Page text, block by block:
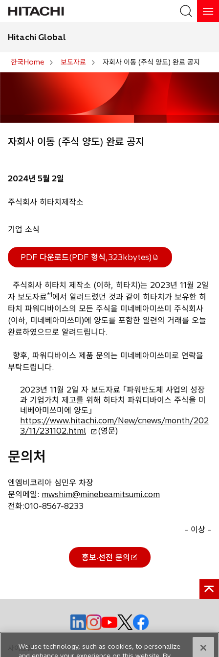
Hitachi Global
한국Home 보도자료 자회사 이동 (주식 양도) 완료 공지
자회사 이동 (주식 양도) 완료 공지
2024년 5월 2일
주식회사 히타치제작소
기업 소식
PDF 다운로드(PDF 형식,323kbytes)
새
에
서
열
림
주식회사 히타치 제작소 (이하, 히타치)는 2023년 11월 2일
자 보도자료*1에서 알려드렸던 것과 같이 히타치가 보유한 히
타치 파워디바이스의 모든 주식을 미네베아미쓰미 주식회사
(이하, 미네베아미쓰미)에 양도를 포함한 일련의 거래를 오늘
완료하였으므로 알려드립니다.
향후, 파워디바이스 제품 문의는 미네베아미쓰미로 연락을
부탁드립니다.
2023년 11월 2일 자 보도자료 ｢파워반도체 사업의 성장
과 기업가치 제고를 위해 히타치 파워디바이스 주식을 미
네베아미쓰미에 양도｣
https://www.hitachi.com/New/cnews/month/202
3/11/231102.html새
림
(영문)
문의처
엔엠비코리아 심민우 차장
문의메일: mwshim@minebeamitsumi.com
전화:010-8567-8233
- 이상 -
홍보·선전 문의
새
서
림새
탭
에
새
탭
에
새
탭
에
새
탭
에
새
탭
에
사이트맵
We use technology, such as cookies, to personalize